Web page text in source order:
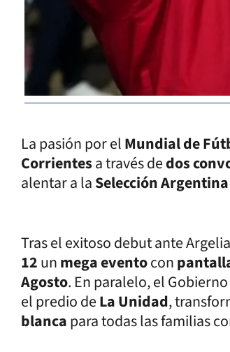
La pasión por elMundial de
Corrientesa través dedos
alentar a laSelección
Tras el exitoso debut ante
12unmega eventocon
Agosto. En paralelo, el
el predio deLa Unidad,
blancapara todas las familias